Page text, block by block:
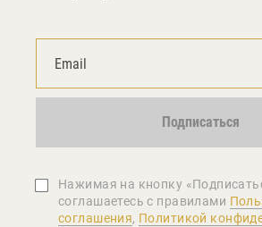
Подписаться
Нажимая на кнопку
соглашаетеcь с правилами
соглашения, Политикой